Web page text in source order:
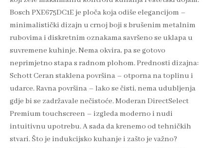
Bosch PXE675DC1E je ploča koja odiše elegancijom –
minimalistički dizajn u crnoj boji s brušenim metalnim
rubovima i diskretnim oznakama savršeno se uklapa u
suvremene kuhinje. Nema okvira, pa se gotovo
neprimjetno stapa s radnom plohom. Prednosti dizajna:
Schott Ceran staklena površina – otporna na toplinu i
udarce. Ravna površina – lako se čisti, nema udubljenja
gdje bi se zadržavale nečistoće. Moderan DirectSelect
Premium touchscreen – izgleda moderno i nudi
intuitivnu upotrebu. A sada da krenemo od tehničkih
stvari. Što je indukcijsko kuhanje i zašto je važno?